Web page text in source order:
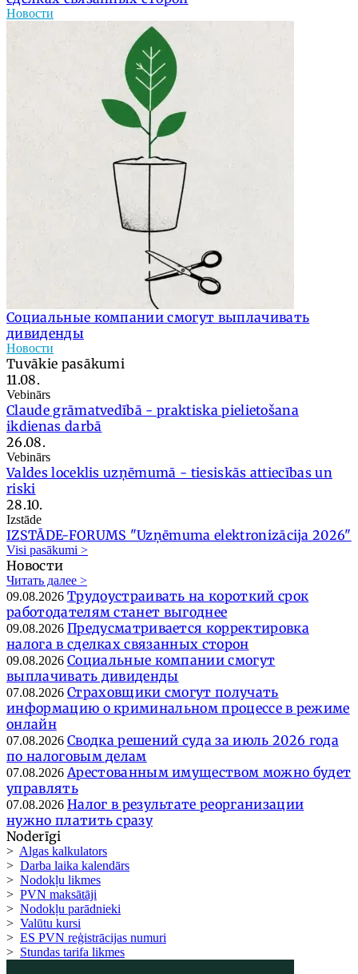
Новости
Социальные компании смогут выплачивать
дивиденды
Новости
Tuvākie pasākumi
11.08.
Vebinārs
Claude grāmatvedībā - praktiska pielietošana
ikdienas darbā
26.08.
Vebinārs
Valdes loceklis uzņēmumā - tiesiskās attiecības un
riski
28.10.
Izstāde
IZSTĀDE-FORUMS "Uzņēmuma elektronizācija 2026"
Visi pasākumi >
Новости
Читать далее >
09.08.2026 Трудоустраивать на короткий срок
работодателям станет выгоднее
09.08.2026 Предусматривается корректировка
налога в сделках связанных сторон
09.08.2026 Социальные компании смогут
выплачивать дивиденды
07.08.2026 Страховщики смогут получать
информацию о криминальном процессе в режиме
онлайн
07.08.2026 Сводка решений суда за июль 2026 года
по налоговым делам
07.08.2026 Арестованным имуществом можно будет
управлять
07.08.2026 Налог в результате реорганизации
нужно платить сразу
Noderīgi
> Algas kalkulators
> Darba laika kalendārs
> Nodokļu likmes
> PVN maksātāji
> Nodokļu parādnieki
> Valūtu kursi
> ES PVN reģistrācijas numuri
> Stundas tarifa likmes